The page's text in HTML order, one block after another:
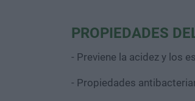
PROPIEDADES
- Previene la acidez y los
- Propiedades